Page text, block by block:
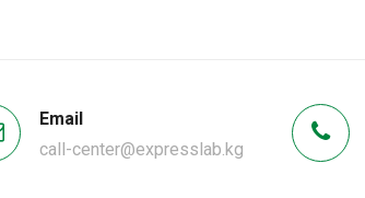
Email
call-center@expresslab.kg